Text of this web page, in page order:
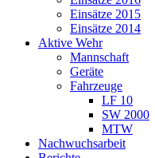
Einsätze 2015
Einsätze 2014
Aktive Wehr
Mannschaft
Geräte
Fahrzeuge
LF 10
SW 2000
MTW
Nachwuchsarbeit